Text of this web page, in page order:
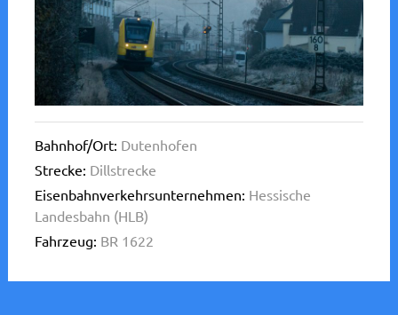
Bahnhof/Ort: Dutenhofen
Strecke: Dillstrecke
Eisenbahnverkehrsunternehmen: Hessische
Landesbahn (HLB)
Fahrzeug: BR 1622